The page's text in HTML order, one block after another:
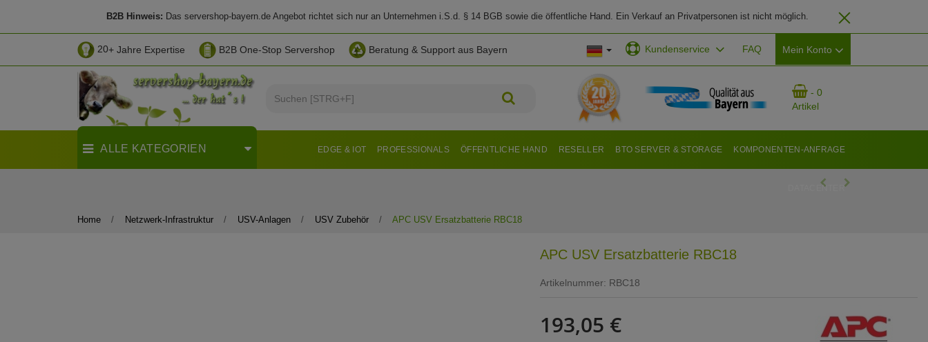
B2B Hinweis: Das servershop-bayern.de Angebot richtet sich nur an Unternehmen i.S.d. § 14 BGB sowie die öffentliche Hand. Ein Verkauf an Privatpersonen ist nicht möglich.
20+ Jahre Expertise B2B One-Stop Servershop Beratung & Support aus Bayern Mein Konto
EMAIL-ADRESSE
FAQ
Kundenservice
- 0
Artikel
ALLE KATEGORIEN KOMPONENTEN-ANFRAGE
BTO SERVER & STORAGE
RESELLER
ÖFFENTLICHE HAND
PROFESSIONALS
EDGE & IOT
DATACENTER
Home Netzwerk-Infrastruktur USV-Anlagen USV Zubehör APC USV Ersatzbatterie RBC18
APC USV Ersatzbatterie RBC18
Artikelnummer: RBC18
193,05 €